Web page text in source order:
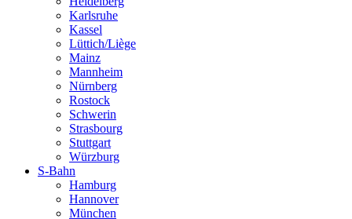
Karlsruhe
Kassel
Lüttich/Liège
Mainz
Mannheim
Nürnberg
Rostock
Schwerin
Strasbourg
Stuttgart
Würzburg
S-Bahn
Hamburg
Hannover
München